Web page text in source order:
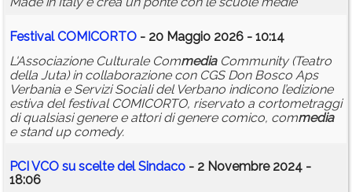
Festival COMICORTO - 20 Maggio 2026 - 10:14
L'Associazione Culturale CommediaCommunity (Teatro
della Juta) in collaborazione con CGS Don Bosco Aps
Verbania e Servizi Sociali del Verbano indicono l’edizione
estiva del festival COMICORTO, riservato a cortometraggi
di qualsiasi genere e attori di genere comico, commedia
e stand up comedy.
PCI VCO su scelte del Sindaco - 2 Novembre 2024 -
18:06